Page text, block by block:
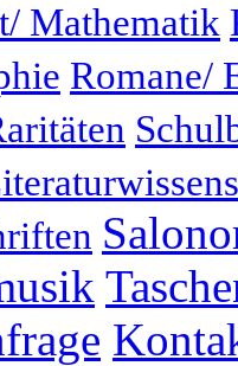
Mathematik
Romane/